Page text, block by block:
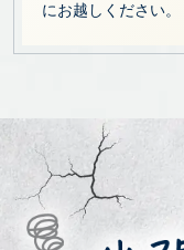
にお越しください。